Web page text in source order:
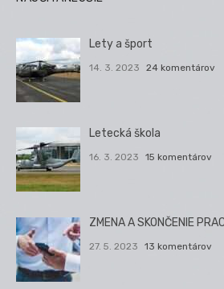
Lety a šport
14. 3. 2023 24 komentárov
Letecká škola
16. 3. 2023 15 komentárov
ZMENA A SKONČENIE
27. 5. 2023 13 komentárov